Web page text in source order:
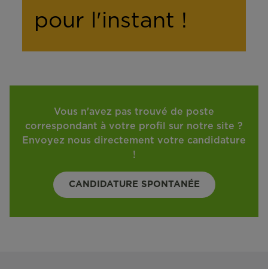
pour l'instant !
Vous n'avez pas trouvé de poste
correspondant à votre profil sur notre site ?
Envoyez nous directement votre candidature
!
CANDIDATURE SPONTANÉE